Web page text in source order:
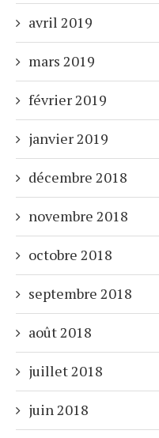
avril 2019
mars 2019
février 2019
janvier 2019
décembre 2018
novembre 2018
octobre 2018
septembre 2018
août 2018
juillet 2018
juin 2018